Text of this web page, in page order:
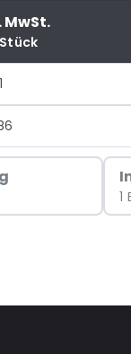
MwSt.
1